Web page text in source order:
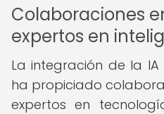
Colaboraciones
expertos en
La integración de la
ha propiciado
expertos en